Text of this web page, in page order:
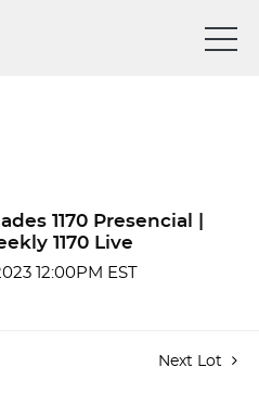
1170 Presencial |
1170 Live
12:00PM EST
Next Lot